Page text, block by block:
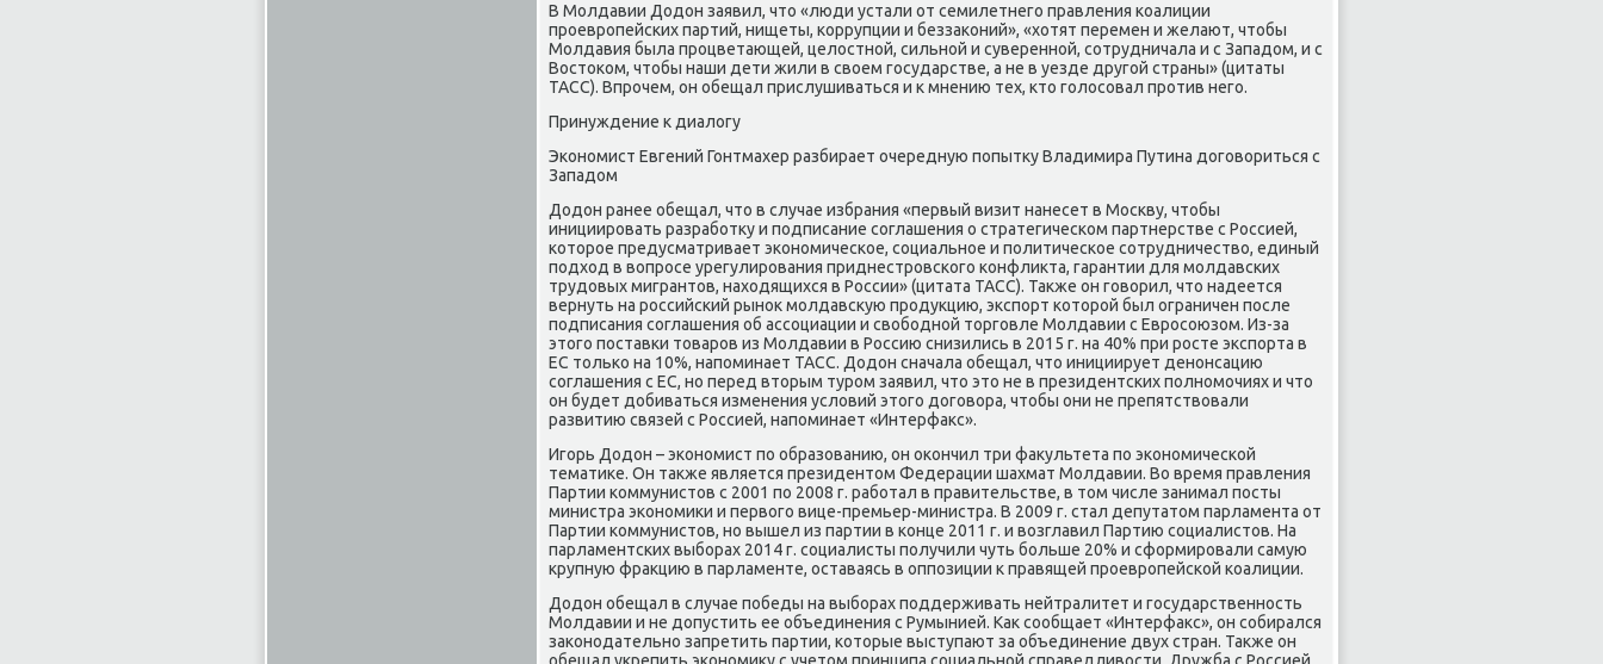
В Молдавии Додон заявил, что «люди устали от семилетнего правления коалиции
проевропейских партий, нищеты, коррупции и беззаконий», «хотят перемен и желают, чтобы
Молдавия была процветающей, целостной, сильной и суверенной, сотрудничала и с Западом, и с
Востоком, чтобы наши дети жили в своем государстве, а не в уезде другой страны» (цитаты
ТАСС). Впрочем, он обещал прислушиваться и к мнению тех, кто голосовал против него.
Принуждение к диалогу
Экономист Евгений Гонтмахер разбирает очередную попытку Владимира Путина договориться с
Западом
Додон ранее обещал, что в случае избрания «первый визит нанесет в Москву, чтобы
инициировать разработку и подписание соглашения о стратегическом партнерстве с Россией,
которое предусматривает экономическое, социальное и политическое сотрудничество, единый
подход в вопросе урегулирования приднестровского конфликта, гарантии для молдавских
трудовых мигрантов, находящихся в России» (цитата ТАСС). Также он говорил, что надеется
вернуть на российский рынок молдавскую продукцию, экспорт которой был ограничен после
подписания соглашения об ассоциации и свободной торговле Молдавии с Евросоюзом. Из-за
этого поставки товаров из Молдавии в Россию снизились в 2015 г. на 40% при росте экспорта в
ЕС только на 10%, напоминает ТАСС. Додон сначала обещал, что инициирует денонсацию
соглашения с ЕС, но перед вторым туром заявил, что это не в президентских полномочиях и что
он будет добиваться изменения условий этого договора, чтобы они не препятствовали
развитию связей с Россией, напоминает «Интерфакс».
Игорь Додон – экономист по образованию, он окончил три факультета по экономической
тематике. Он также является президентом Федерации шахмат Молдавии. Во время правления
Партии коммунистов с 2001 по 2008 г. работал в правительстве, в том числе занимал посты
министра экономики и первого вице-премьер-министра. В 2009 г. стал депутатом парламента от
Партии коммунистов, но вышел из партии в конце 2011 г. и возглавил Партию социалистов. На
парламентских выборах 2014 г. социалисты получили чуть больше 20% и сформировали самую
крупную фракцию в парламенте, оставаясь в оппозиции к правящей проевропейской коалиции.
Додон обещал в случае победы на выборах поддерживать нейтралитет и государственность
Молдавии и не допустить ее объединения с Румынией. Как сообщает «Интерфакс», он собирался
законодательно запретить партии, которые выступают за объединение двух стран. Также он